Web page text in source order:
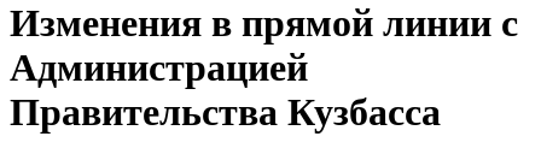
Изменения в прямой линии с
Администрацией
Правительства Кузбасса